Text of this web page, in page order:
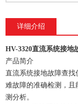
详细介绍
HV-3320直流系统接地
产品简介
直流系统接地故障查
难故障的准确检测，
测分析。